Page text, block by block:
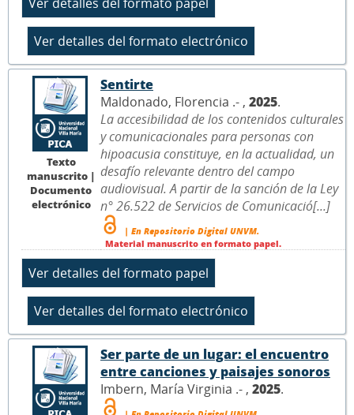
Texto
manuscrito |
Documento
electrónico
Sentirte
Maldonado, Florencia .- , 2025.
La accesibilidad de los contenidos culturales
y comunicacionales para personas con
hipoacusia constituye, en la actualidad, un
desafío relevante dentro del campo
audiovisual. A partir de la sanción de la Ley
n° 26.522 de Servicios de Comunicació[...]
| En Repositorio Digital UNVM.
Material manuscrito en formato papel.
Ser parte de un lugar: el encuentro
entre canciones y paisajes sonoros
Imbern, María Virginia .- , 2025.